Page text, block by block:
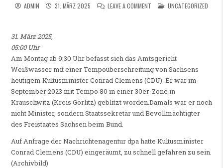
ADMIN 31. MÄRZ 2025 LEAVE A COMMENT ON VERHANDLUNG GEGEN
POSTED IN
UNCATEGORIZED
31. März 2025,
05:00 Uhr
Am Montag ab 9:30 Uhr befasst sich das Amtsgericht
Weißwasser mit einer Tempoüberschreitung von Sachsens
heutigem Kultusminister Conrad Clemens (CDU). Er war im
September 2023 mit Tempo 80 in einer 30er-Zone in
Krauschwitz (Kreis Görlitz) geblitzt worden.Damals war er noch
nicht Minister, sondern Staatssekretär und Bevollmächtigter
des Freistaates Sachsen beim Bund.
Auf Anfrage der Nachrichtenagentur dpa hatte Kultusminister
Conrad Clemens (CDU) eingeräumt, zu schnell gefahren zu sein.
(Archivbild)